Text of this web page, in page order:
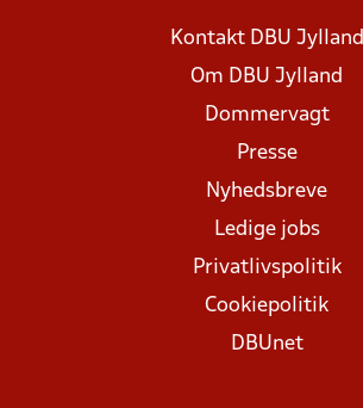
Kontakt DBU Jylland
Om DBU Jylland
Dommervagt
Presse
Nyhedsbreve
Ledige jobs
Privatlivspolitik
Cookiepolitik
DBUnet